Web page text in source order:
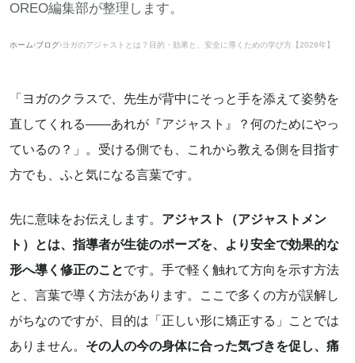
OREO編集部が整理します。
ホーム›ブログ›ヨガのアジャストとは？目的・効果と、安全に導くための学び方【2026年】
「ヨガのクラスで、先生が背中にそっと手を添えて姿勢を
直してくれる——あれが『アジャスト』？何のためにやっ
ているの？」。受ける側でも、これから教える側を目指す
方でも、ふと気になる言葉です。
先に意味をお伝えします。 アジャスト（アジャストメン
ト）とは、指導者が生徒のポーズを、より安全で効果的な
形へ導く修正のことです。手で軽く触れて方向を示す方法
と、言葉で導く方法があります。ここで多くの方が誤解し
がちなのですが、目的は「正しい形に矯正する」ことでは
ありません。 その人の今の身体に合った気づきを促し、痛